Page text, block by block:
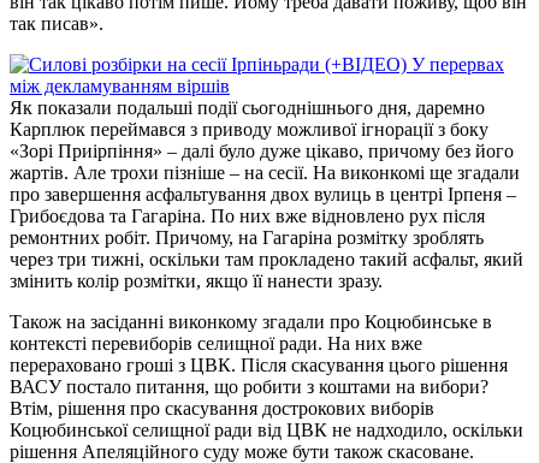
так писав».
Як показали подальші події сьогоднішнього дня, даремно
Карплюк переймався з приводу можливої ігнорації з боку
«Зорі Приірпіння» – далі було дуже цікаво, причому без його
жартів. Але трохи пізніше – на сесії. На виконкомі ще згадали
про завершення асфальтування двох вулиць в центрі Ірпеня –
Грибоєдова та Гагаріна. По них вже відновлено рух після
ремонтних робіт. Причому, на Гагаріна розмітку зроблять
через три тижні, оскільки там прокладено такий асфальт, який
змінить колір розмітки, якщо її нанести зразу.
Також на засіданні виконкому згадали про Коцюбинське в
контексті перевиборів селищної ради. На них вже
перераховано гроші з ЦВК. Після скасування цього рішення
ВАСУ постало питання, що робити з коштами на вибори?
Втім, рішення про скасування дострокових виборів
Коцюбинської селищної ради від ЦВК не надходило, оскільки
рішення Апеляційного суду може бути також скасоване.